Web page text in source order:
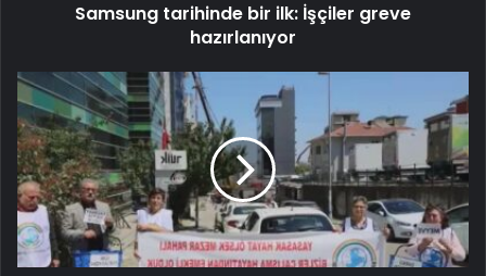
Samsung tarihinde bir ilk: İşçiler greve
hazırlanıyor